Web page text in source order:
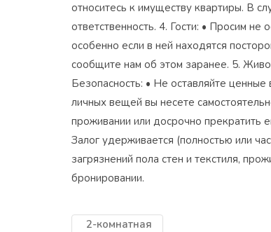
относитесь к имуществу квартиры. В
ответственность. 4. Гости: • Просим не
особенно если в ней находятся
сообщите нам об этом заранее. 5.
Безопасность: • Не оставляйте
личных вещей вы несете
проживании или досрочно прекратить
Залог удерживается (полностью или
загрязнений пола стен и текстиля,
бронировании.
2-комнатная